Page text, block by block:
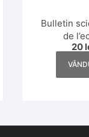
Bulletin
de
Timișoara,
20